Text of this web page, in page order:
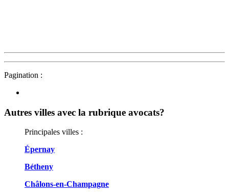
Pagination :
Autres villes avec la rubrique avocats?
Principales villes :
Épernay
Bétheny
Châlons-en-Champagne